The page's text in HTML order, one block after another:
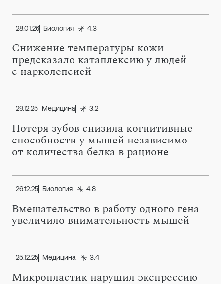
28.01.26 Биология 4.3
Снижение температуры кожи
предсказало катаплексию у людей
с нарколепсией
29.12.25 Медицина 3.2
Потеря зубов снизила когнитивные
способности у мышей независимо
от количества белка в рационе
26.12.25 Биология 4.8
Вмешательство в работу одного гена
увеличило внимательность мышей
25.12.25 Медицина 3.4
Микропластик нарушил экспрессию